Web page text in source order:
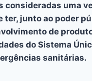
consideradas uma
junto ao poder
de
do Sistema
sanitárias.